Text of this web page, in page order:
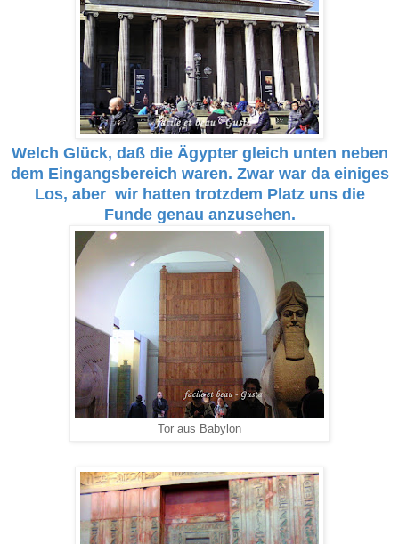
Welch Glück, daß die Ägypter gleich unten neben
dem Eingangsbereich waren. Zwar war da einiges
Los, aber wir hatten trotzdem Platz uns die
Funde genau anzusehen.
Tor aus Babylon